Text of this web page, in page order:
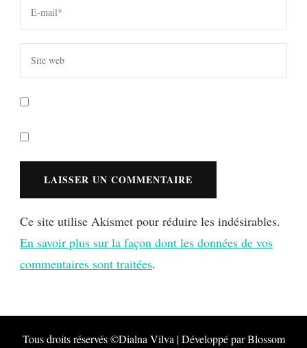
Ce site utilise Akismet pour réduire les indésirables.
En savoir plus sur la façon dont les données de vos
commentaires sont traitées.
Tous droits réservés ©Dialna Vilva | Développé parBlossom